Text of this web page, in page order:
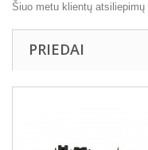
Šiuo metu klientų atsiliepimų
PRIEDAI